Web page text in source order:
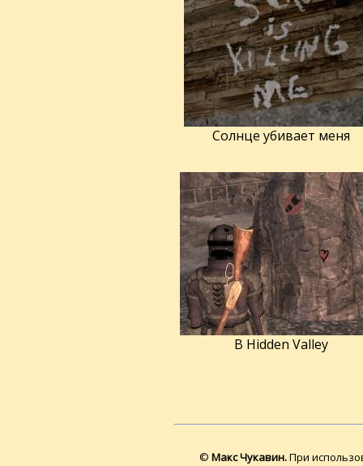
Солнце убивает меня
В Hidden Valley
© Макс Чукавин.При